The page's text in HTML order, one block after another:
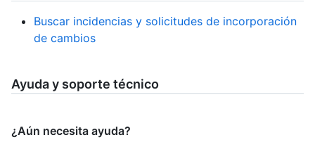
Buscar incidencias y solicitudes de incorporación
de cambios
Ayuda y soporte técnico
¿Aún necesita ayuda?